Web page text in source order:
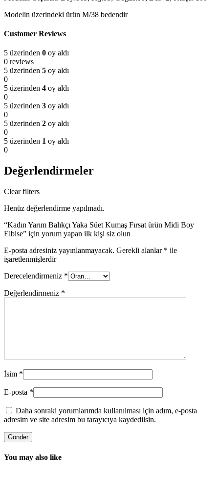
Modelin üzerindeki ürün M/38 bedendir
Customer Reviews
5 üzerinden 0 oy aldı
0 reviews
5 üzerinden 5 oy aldı
0
5 üzerinden 4 oy aldı
0
5 üzerinden 3 oy aldı
0
5 üzerinden 2 oy aldı
0
5 üzerinden 1 oy aldı
0
Değerlendirmeler
Clear filters
Henüz değerlendirme yapılmadı.
“Kadın Yarım Balıkçı Yaka Süet Kumaş Fırsat ürün Midi Boy
Elbise” için yorum yapan ilk kişi siz olun
E-posta adresiniz yayınlanmayacak. Gerekli alanlar * ile
işaretlenmişlerdir
Derecelendirmeniz *
Değerlendirmeniz *
İsim *
E-posta *
Daha sonraki yorumlarımda kullanılması için adım, e-posta
adresim ve site adresim bu tarayıcıya kaydedilsin.
You may also like